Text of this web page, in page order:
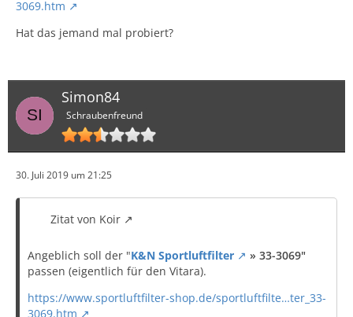
3069.htm
Hat das jemand mal probiert?
Simon84
Schraubenfreund
30. Juli 2019 um 21:25
Zitat von Koir
Angeblich soll der "K&N Sportluftfilter
» 33-3069"
passen (eigentlich für den Vitara).
https://www.sportluftfilter-shop.de/sportluftfilte…ter_33-
3069.htm